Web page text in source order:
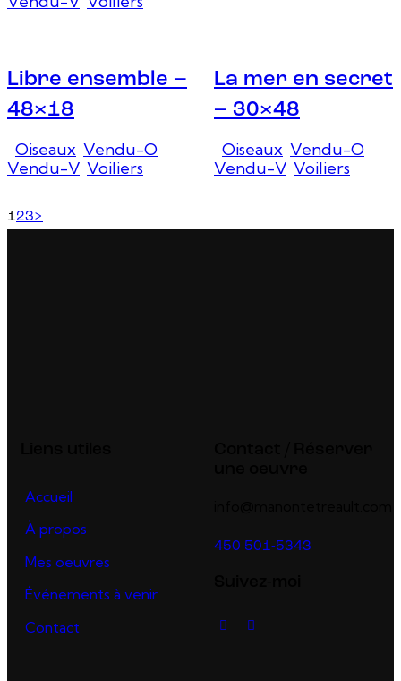
Libre ensemble –
48×18
Oiseaux Vendu-O
Vendu-V Voiliers
La mer en secret
– 30×48
Oiseaux Vendu-O
Vendu-V Voiliers
123>
Accueil
À propos
Mes oeuvres
Événements à venir
Contact
450 501-5343